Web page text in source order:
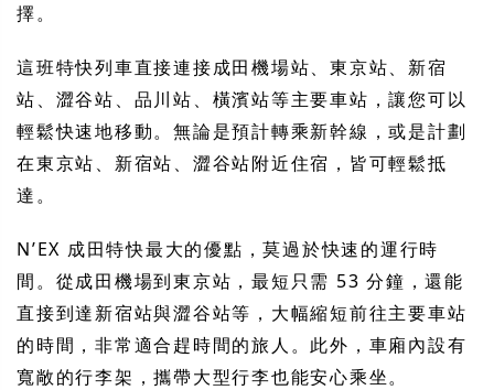
擇。
這班特快列車直接連接成田機場站、東京站、新宿
站、澀谷站、品川站、橫濱站等主要車站，讓您可以
輕鬆快速地移動。無論是預計轉乘新幹線，或是計劃
在東京站、新宿站、澀谷站附近住宿，皆可輕鬆抵
達。
N’EX 成田特快最大的優點，莫過於快速的運行時
間。從成田機場到東京站，最短只需 53 分鐘，還能
直接到達新宿站與澀谷站等，大幅縮短前往主要車站
的時間，非常適合趕時間的旅人。此外，車廂內設有
寬敞的行李架，攜帶大型行李也能安心乘坐。